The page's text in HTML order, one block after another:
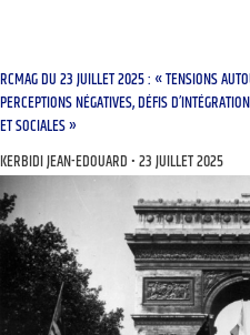
RCMAG DU 23 JUILLET 2025 : « TENSIONS
PERCEPTIONS NÉGATIVES, DÉFIS
ET SOCIALES »
KERBIDI JEAN-EDOUARD 23 JUILLET 2025